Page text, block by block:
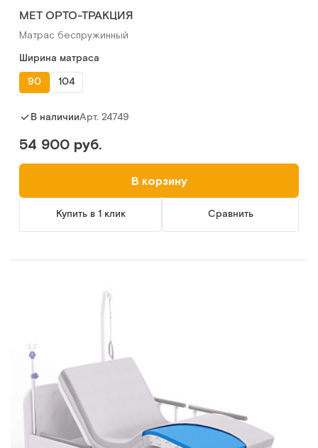
МЕТ ОРТО-ТРАКЦИЯ
Матрас беспружинный
Ширина матраса
90
104
В наличииАрт. 24749
54 900 руб.
В корзину
Купить в 1 клик Сравнить